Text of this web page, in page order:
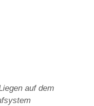
auf dem